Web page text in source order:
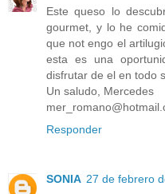
Este queso lo
gourmet, y lo he
que not engo el
esta es una
disfrutar de el en todo
Un saludo, Mercedes
Responder
SONIA 27 de febrero